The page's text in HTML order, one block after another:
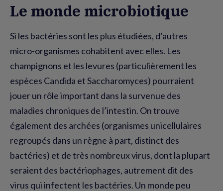
Le monde microbiotique
Si les bactéries sont les plus étudiées, d’autres
micro-organismes cohabitent avec elles. Les
champignons et les levures (particulièrement les
espèces Candida et Saccharomyces) pourraient
jouer un rôle important dans la survenue des
maladies chroniques de l’intestin. On trouve
également des archées (organismes unicellulaires
regroupés dans un règne à part, distinct des
bactéries) et de très nombreux virus, dont la plupart
seraient des bactériophages, autrement dit des
virus qui infectent les bactéries. Un monde peu